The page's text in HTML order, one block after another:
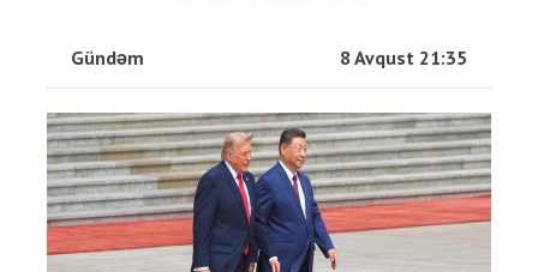
Gündəm 8 Avqust 21:35